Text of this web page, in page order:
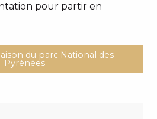
pour partir en
du parc National des
Pyrénées